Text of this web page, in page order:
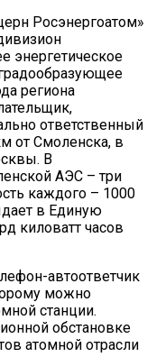
Росэнергоатом»
энергетическое
региона
ответственный
от Смоленска, в
В
АЭС – три
каждого – 1000
в Единую
киловатт часов
автоответчик
можно
станции.
обстановке
атомной отрасли